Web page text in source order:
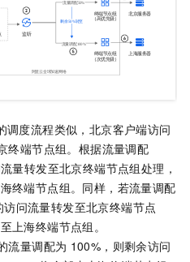
调度流程类似，北京客户端访问
终端节点组。根据流量调配
量转发至北京终端节点组处理，
终端节点组。同样，若流量调配
访问流量转发至北京终端节点
上海终端节点组。
流量调配为 100%，则剩余访问